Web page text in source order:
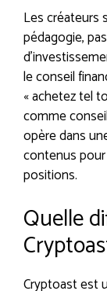
Les créateurs
pédagogie,
le conseil
« achetez tel
comme
opère dans
contenus
positions.
Quelle
Cryptoast est